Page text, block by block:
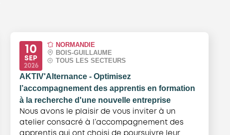
10
SEP
2026
NORMANDIE
BOIS-GUILLAUME
TOUS LES SECTEURS
AKTIV'Alternance - Optimisez
l’accompagnement des apprentis en formation
à la recherche d'une nouvelle entreprise
Nous avons le plaisir de vous inviter à un
atelier consacré à l’accompagnement des
apprentis qui ont choisi de poursuivre leur